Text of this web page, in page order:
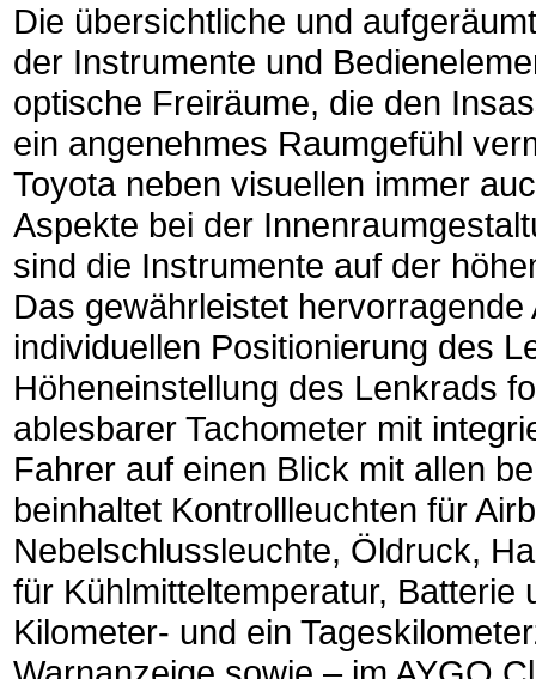
Die übersichtliche und
der Instrumente und
optische Freiräume, die den
ein angenehmes Raumgefühl
Toyota neben visuellen immer
Aspekte bei der
sind die Instrumente auf der
Das gewährleistet
individuellen Positionierung des
Höheneinstellung des Lenkrads
ablesbarer Tachometer mit
Fahrer auf einen Blick mit allen
beinhaltet Kontrollleuchten für
Nebelschlussleuchte, Öldruck,
für Kühlmitteltemperatur,
Kilometer- und ein